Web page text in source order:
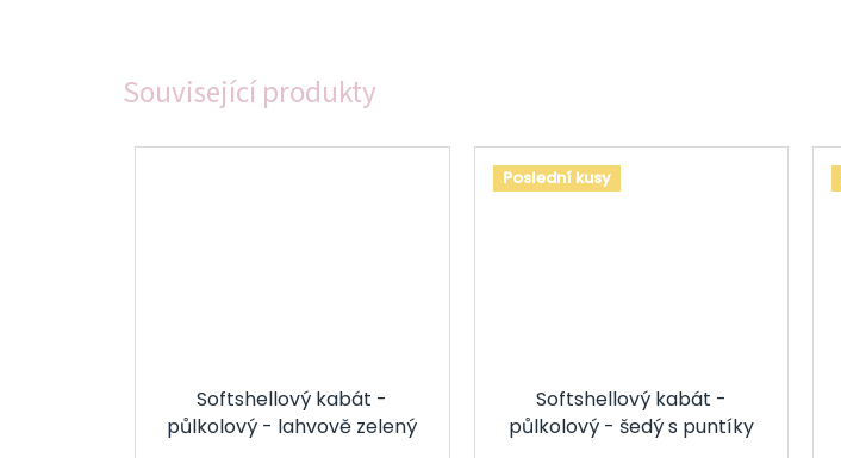
Související produkty
Softshellový kabát -
půlkolový - lahvově zelený
Poslední kusy
Softshellový kabát -
půlkolový - šedý s puntíky